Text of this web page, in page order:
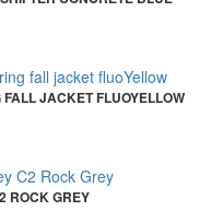
ВЕЛОКУРТКА ASSOS MILLE GT SPRING FALL JACKET FLUOYELLOW
ROCK GREY